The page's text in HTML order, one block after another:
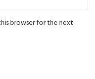
browser for the next